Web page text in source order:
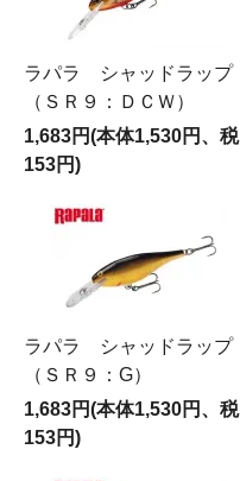
ラパラ シャッドラップ
（ＳＲ９：ＤＣＷ）
1,683円(本体1,530円、税
153円)
ラパラ シャッドラップ
（ＳＲ９：G）
1,683円(本体1,530円、税
153円)